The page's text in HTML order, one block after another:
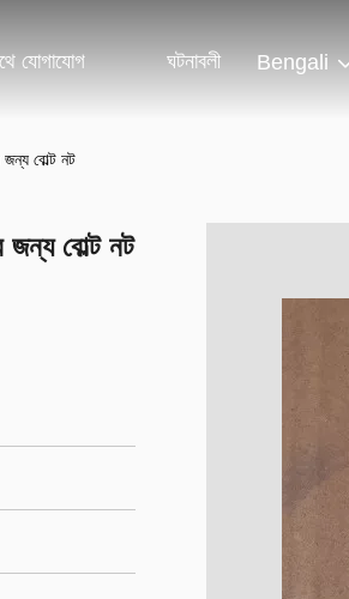
যোগাযোগ ঘটনাবলী Bengali
বোল্ট নট
বোল্ট নট